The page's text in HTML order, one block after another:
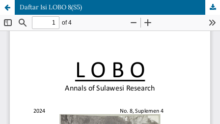
Daftar Isi LOBO 8(S5)